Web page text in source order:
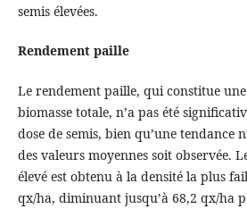
semis élevées.
Rendement paille
Le rendement paille, qui constitue
biomasse totale, n’a pas été
dose de semis, bien qu’une tendance
des valeurs moyennes soit observée.
élevé est obtenu à la densité la plus
qx/ha, diminuant jusqu’à 68,2 qx/ha